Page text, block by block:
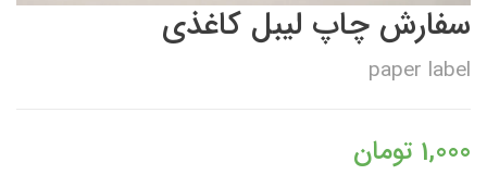
سفارش چاپ لیبل کاغذی
paper label
1,000 تومان